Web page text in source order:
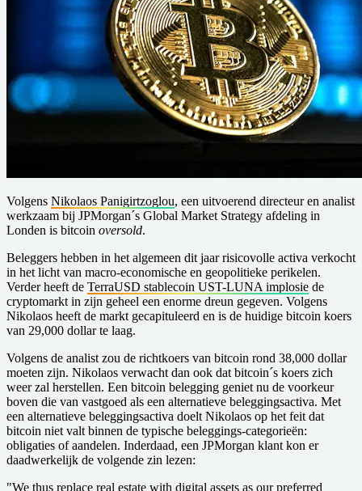
Volgens Nikolaos Panigirtzoglou, een uitvoerend directeur en analist
werkzaam bij JPMorgan´s Global Market Strategy afdeling in
Londen is bitcoin oversold.
Beleggers hebben in het algemeen dit jaar risicovolle activa verkocht
in het licht van macro-economische en geopolitieke perikelen.
Verder heeft de TerraUSD stablecoin UST-LUNA implosie de
cryptomarkt in zijn geheel een enorme dreun gegeven. Volgens
Nikolaos heeft de markt gecapituleerd en is de huidige bitcoin koers
van 29,000 dollar te laag.
Volgens de analist zou de richtkoers van bitcoin rond 38,000 dollar
moeten zijn. Nikolaos verwacht dan ook dat bitcoin´s koers zich
weer zal herstellen. Een bitcoin belegging geniet nu de voorkeur
boven die van vastgoed als een alternatieve beleggingsactiva. Met
een alternatieve beleggingsactiva doelt Nikolaos op het feit dat
bitcoin niet valt binnen de typische beleggings-categorieën:
obligaties of aandelen. Inderdaad, een JPMorgan klant kon er
daadwerkelijk de volgende zin lezen:
"We thus replace real estate with digital assets as our preferred